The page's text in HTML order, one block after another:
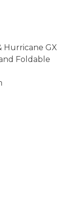
Hurricane GX
Foldable